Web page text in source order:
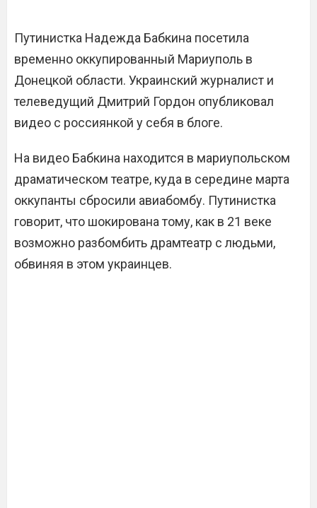
Путинистка Надежда Бабкина посетила
временно оккупированный Мариуполь в
Донецкой области. Украинский журналист и
телеведущий Дмитрий Гордон опубликовал
видео с россиянкой у себя в блоге.
На видео Бабкина находится в мариупольском
драматическом театре, куда в середине марта
оккупанты сбросили авиабомбу. Путинистка
говорит, что шокирована тому, как в 21 веке
возможно разбомбить драмтеатр с людьми,
обвиняя в этом украинцев.